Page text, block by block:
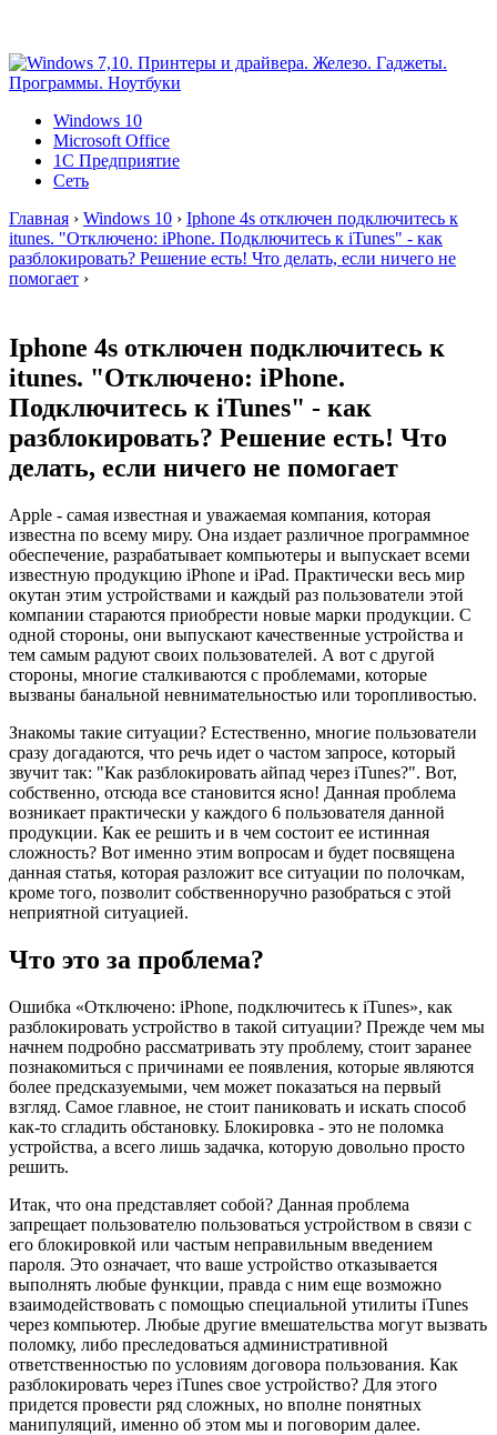
Windows 10
Microsoft Office
1C Предприятие
Сеть
Главная › Windows 10 › Iphone 4s отключен подключитесь к
itunes. "Отключено: iPhone. Подключитесь к iTunes" - как
разблокировать? Решение есть! Что делать, если ничего не
помогает ›
Iphone 4s отключен подключитесь к
itunes. "Отключено: iPhone.
Подключитесь к iTunes" - как
разблокировать? Решение есть! Что
делать, если ничего не помогает
Apple - самая известная и уважаемая компания, которая
известна по всему миру. Она издает различное программное
обеспечение, разрабатывает компьютеры и выпускает всеми
известную продукцию iPhone и iPad. Практически весь мир
окутан этим устройствами и каждый раз пользователи этой
компании стараются приобрести новые марки продукции. С
одной стороны, они выпускают качественные устройства и
тем самым радуют своих пользователей. А вот с другой
стороны, многие сталкиваются с проблемами, которые
вызваны банальной невнимательностью или торопливостью.
Знакомы такие ситуации? Естественно, многие пользователи
сразу догадаются, что речь идет о частом запросе, который
звучит так: "Как разблокировать айпад через iTunes?". Вот,
собственно, отсюда все становится ясно! Данная проблема
возникает практически у каждого 6 пользователя данной
продукции. Как ее решить и в чем состоит ее истинная
сложность? Вот именно этим вопросам и будет посвящена
данная статья, которая разложит все ситуации по полочкам,
кроме того, позволит собственноручно разобраться с этой
неприятной ситуацией.
Что это за проблема?
Ошибка «Отключено: iPhone, подключитесь к iTunes», как
разблокировать устройство в такой ситуации? Прежде чем мы
начнем подробно рассматривать эту проблему, стоит заранее
познакомиться с причинами ее появления, которые являются
более предсказуемыми, чем может показаться на первый
взгляд. Самое главное, не стоит паниковать и искать способ
как-то сгладить обстановку. Блокировка - это не поломка
устройства, а всего лишь задачка, которую довольно просто
решить.
Итак, что она представляет собой? Данная проблема
запрещает пользователю пользоваться устройством в связи с
его блокировкой или частым неправильным введением
пароля. Это означает, что ваше устройство отказывается
выполнять любые функции, правда с ним еще возможно
взаимодействовать с помощью специальной утилиты iTunes
через компьютер. Любые другие вмешательства могут вызвать
поломку, либо преследоваться административной
ответственностью по условиям договора пользования. Как
разблокировать через iTunes свое устройство? Для этого
придется провести ряд сложных, но вполне понятных
манипуляций, именно об этом мы и поговорим далее.